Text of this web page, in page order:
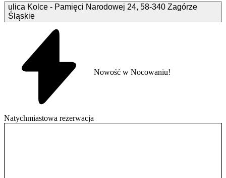
ulica Kolce - Pamięci Narodowej 24, 58-340 Zagórze
Śląskie
Natychmiastowa rezerwacja
Nowość w Nocowaniu!